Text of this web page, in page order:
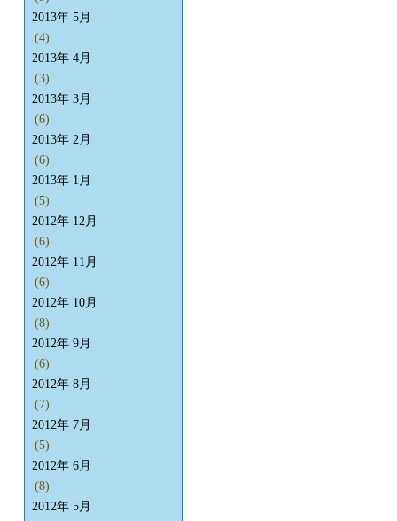
2013年 5月
(4)
2013年 4月
(3)
2013年 3月
(6)
2013年 2月
(6)
2013年 1月
(5)
2012年 12月
(6)
2012年 11月
(6)
2012年 10月
(8)
2012年 9月
(6)
2012年 8月
(7)
2012年 7月
(5)
2012年 6月
(8)
2012年 5月